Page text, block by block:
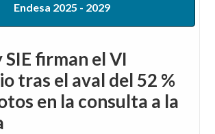
Endesa 2025 - 2029
SIE firman el VI
tras el aval del 52 %
en la consulta a la